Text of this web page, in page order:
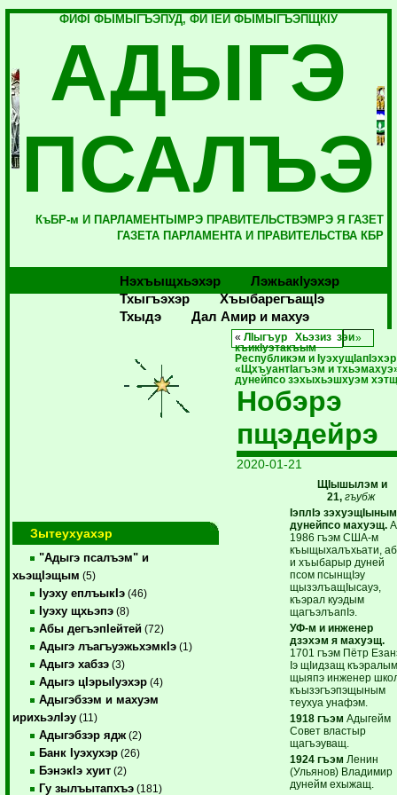
ФИФI ФЫМЫГЪЭПУД, ФИ IЕЙ ФЫМЫГЪЭПЩКIУ
АДЫГЭ
ПСАЛЪЭ
КъБР-м И ПАРЛАМЕНТЫМРЭ ПРАВИТЕЛЬСТВЭМРЭ Я ГАЗЕТ
ГАЗЕТА ПАРЛАМЕНТА И ПРАВИТЕЛЬСТВА КБР
Нэхъыщхьэхэр
Лэжьакlуэхэр
Тхыгъэхэр
Хъыбарегъащlэ
Тхыдэ
Дал Амир и махуэ
Зытеухуахэр
"Адыгэ псалъэм" и
хьэщIэщым (5)
Iуэху еплъыкIэ (46)
Iуэху щхьэпэ (8)
Абы дегъэпIейтей (72)
Адыгэ лъагъуэжьхэмкIэ (1)
Адыгэ хабзэ (3)
Адыгэ цIэрыIуэхэр (4)
Адыгэбзэм и махуэм
ирихьэлIэу (11)
Адыгэбзэр ядж (2)
Банк Iуэхухэр (26)
БэнэкIэ хуит (2)
Гу зылъытапхъэ (181)
«ЛIыгъур Хьэзиз зэи
къикIуэтакъым
Республикэм и IуэхущIапIэхэр
«ЩхъуантIагъэм и
дунейпсо зэхыхьэшхуэм
Нобэрэ
пщэдейрэ
2020-01-21
ЩIышылэм и
21,гъубж
IэплIэ
дунейпсо махуэщ.
1986 гъэм США-м
къыщыхалъхьати,
и хъыбарыр дуней
псом псынщIэу
щызэлъащIысауэ,
къэрал куэдым
щагъэлъапIэ.
УФ-м и инженер
дзэхэм я махуэщ.
1701 гъэм Пётр
Iэ щIидзащ
щыяпэ инженер
къызэгъэпэщыным
теухуа унафэм.
1918 гъэм Адыгейм
Совет властыр
щагъэуващ.
1924 гъэм Ленин
(Ульянов) Владимир
дунейм ехыжащ.